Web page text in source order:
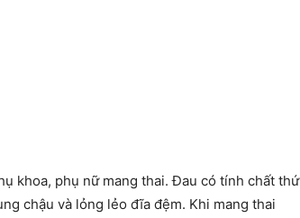
khoa, phụ nữ mang thai. Đau có tính chất thứ
chậu và lỏng lẻo đĩa đệm. Khi mang thai